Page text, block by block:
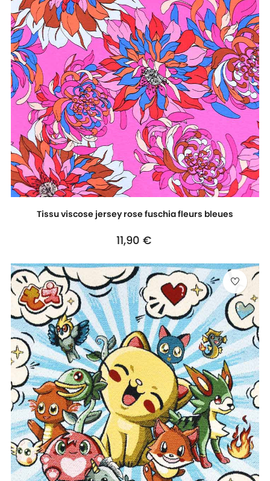
Tissu viscose jersey rose fuschia fleurs bleues
Prix
11,90 €